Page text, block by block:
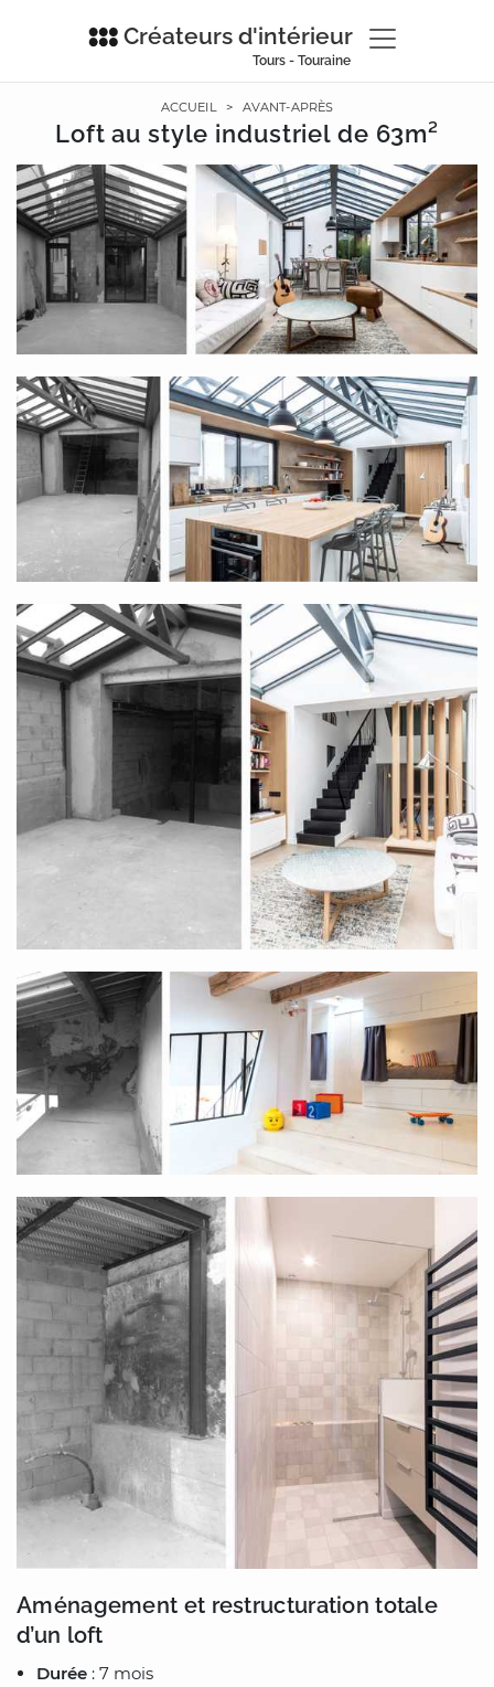
Créateurs d'intérieur
Tours - Touraine
ACCUEIL > AVANT-APRÈS
Loft au style industriel de 63m²
Aménagement et restructuration totale
d’un loft
Durée : 7 mois